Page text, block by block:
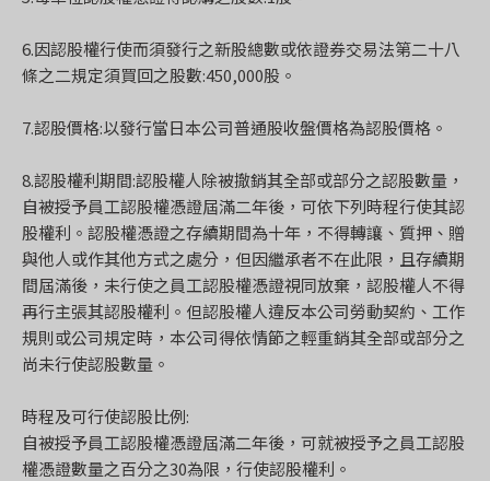
6.因認股權行使而須發行之新股總數或依證券交易法第二十八
條之二規定須買回之股數:450,000股。
7.認股價格:以發行當日本公司普通股收盤價格為認股價格。
8.認股權利期間:認股權人除被撤銷其全部或部分之認股數量，
自被授予員工認股權憑證屆滿二年後，可依下列時程行使其認
股權利。認股權憑證之存續期間為十年，不得轉讓、質押、贈
與他人或作其他方式之處分，但因繼承者不在此限，且存續期
間屆滿後，未行使之員工認股權憑證視同放棄，認股權人不得
再行主張其認股權利。但認股權人違反本公司勞動契約、工作
規則或公司規定時，本公司得依情節之輕重銷其全部或部分之
尚未行使認股數量。
時程及可行使認股比例:
自被授予員工認股權憑證屆滿二年後，可就被授予之員工認股
權憑證數量之百分之30為限，行使認股權利。